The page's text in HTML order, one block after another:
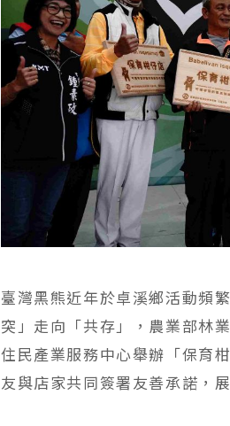
臺灣黑熊近年於卓溪鄉活動頻
突」走向「共存」，農業部林
住民產業服務中心舉辦「保育
友與店家共同簽署友善承諾，